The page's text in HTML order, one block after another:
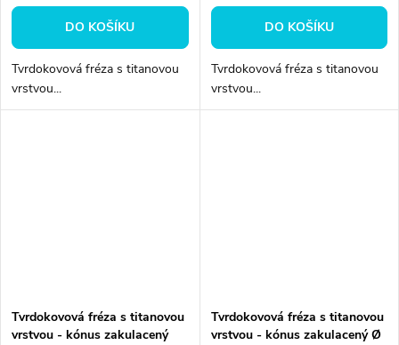
DO KOŠÍKU
Tvrdokovová fréza s titanovou
vrstvou...
DO KOŠÍKU
Tvrdokovová fréza s titanovou
vrstvou...
Tvrdokovová fréza s titanovou
vrstvou - kónus zakulacený
Tvrdokovová fréza s titanovou
vrstvou - kónus zakulacený Ø